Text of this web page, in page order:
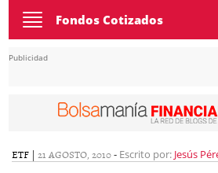
Toggle
navigation
Fondos Cotizados
Publicidad
ETF | 21 AGOSTO, 2010- Escrito por: Jesús